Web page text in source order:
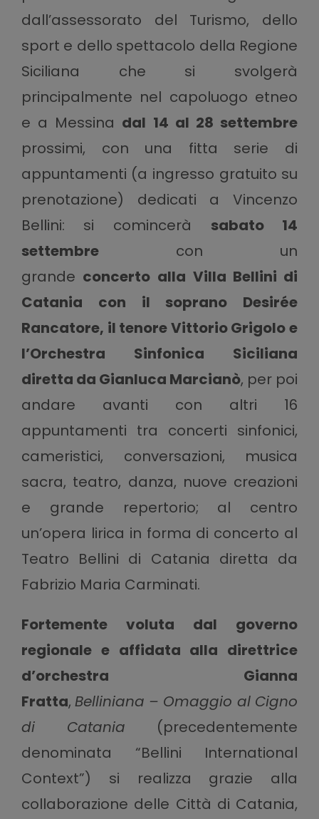
dall’assessorato del Turismo, dello
sport e dello spettacolo della Regione
Siciliana che si svolgerà
principalmente nel capoluogo etneo
e a Messina dal 14 al 28 settembre
prossimi, con una fitta serie di
appuntamenti (a ingresso gratuito su
prenotazione) dedicati a Vincenzo
Bellini: si comincerà
sabato 14
settembre
con un
grande concerto alla Villa Bellini di
Catania con il soprano Desirée
Rancatore, il tenore Vittorio Grigolo e
l’Orchestra Sinfonica Siciliana
diretta da Gianluca Marcianò, per poi
andare avanti con altri 16
appuntamenti tra concerti sinfonici,
cameristici, conversazioni, musica
sacra, teatro, danza, nuove creazioni
e grande repertorio; al centro
un’opera lirica in forma di concerto al
Teatro Bellini di Catania diretta da
Fabrizio Maria Carminati.
Fortemente voluta dal governo
regionale e affidata alla direttrice
d’orchestra Gianna
Fratta, Belliniana – Omaggio al Cigno
di Catania
(precedentemente
denominata “Bellini International
Context”) si realizza grazie alla
collaborazione delle Città di Catania,